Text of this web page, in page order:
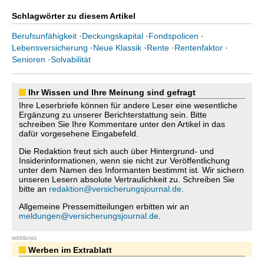
Schlagwörter zu diesem Artikel
Berufsunfähigkeit ·Deckungskapital ·Fondspolicen ·
Lebensversicherung ·Neue Klassik ·Rente ·Rentenfaktor ·
Senioren ·Solvabilität
Ihr Wissen und Ihre Meinung sind gefragt
Ihre Leserbriefe können für andere Leser eine wesentliche
Ergänzung zu unserer Berichterstattung sein. Bitte
schreiben Sie Ihre Kommentare unter den Artikel in das
dafür vorgesehene Eingabefeld.
Die Redaktion freut sich auch über Hintergrund- und
Insiderinformationen, wenn sie nicht zur Veröffentlichung
unter dem Namen des Informanten bestimmt ist. Wir sichern
unseren Lesern absolute Vertraulichkeit zu. Schreiben Sie
bitte an redaktion@versicherungsjournal.de
Allgemeine Pressemitteilungen erbitten wir an
meldungen@versicherungsjournal.de
WERBUNG
Werben im Extrablatt